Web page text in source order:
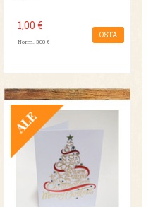
1,00 €
Norm. 3,00 €
OSTA
TARJOUS